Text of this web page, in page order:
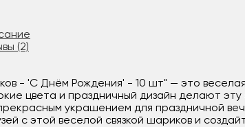
(2)
- 'С Днём Рождения' - 10 шт" — это
цвета и праздничный дизайн делают
украшением для праздничной
с этой веселой связкой шариков и